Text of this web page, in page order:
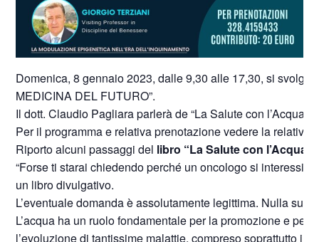
Domenica, 8 gennaio 2023, dalle 9,30 alle 17,30, si
MEDICINA DEL FUTURO”.
Il dott. Claudio Pagliara parlerà de “La Salute con l’Acqua”.
Per il programma e relativa prenotazione vedere la relativa
Riporto alcuni passaggi del libro “La Salute con
“Forse ti starai chiedendo perché un oncologo si interessi
un libro divulgativo.
L’eventuale domanda è assolutamente legittima. Nulla
L’acqua ha un ruolo fondamentale per la promozione e
l’evoluzione di tantissime malattie, compreso soprattutto il